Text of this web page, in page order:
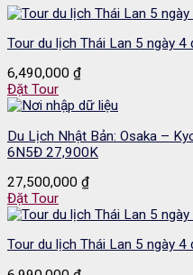
Tour du lịch Thái Lan 5 ngày 4
6,490,000 ₫
Đặt Tour
Du Lịch Nhật Bản: Osaka –
6N5Đ 27,900K
27,500,000 ₫
Đặt Tour
Tour du lịch Thái Lan 5 ngày